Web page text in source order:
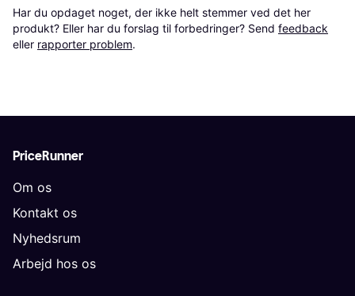
Har du opdaget noget, der ikke helt stemmer ved det her
produkt? Eller har du forslag til forbedringer? Send feedback
eller rapporter problem.
PriceRunner
Om os
Kontakt os
Nyhedsrum
Arbejd hos os